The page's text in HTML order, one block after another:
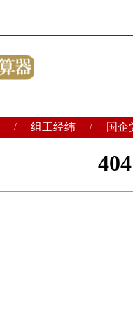
/ 组工经纬 / 国企